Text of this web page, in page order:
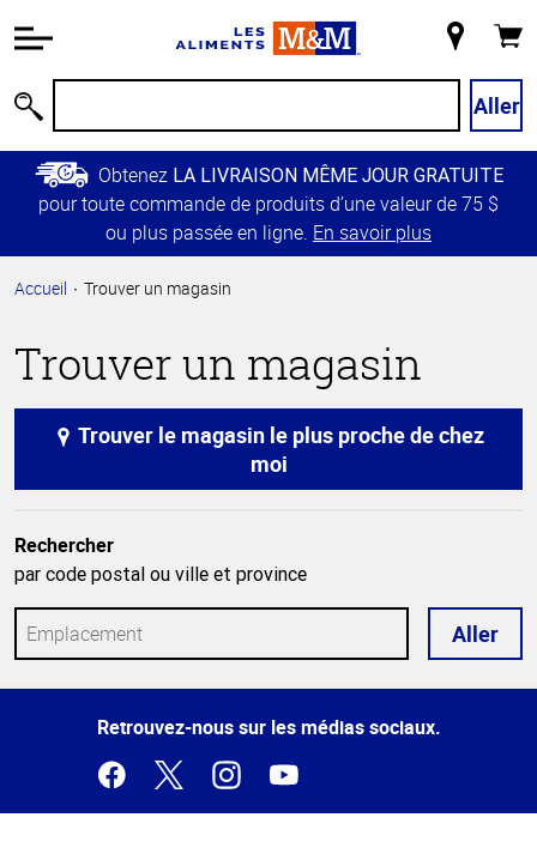
relative à
Passer
contenu
principal
Retour à
principale
magasin
Aller
Obtenez LA LIVRAISON MÊME JOUR GRATUITE
pour toute commande de produits d’une valeur de 75 $
ou plus passée en ligne. En savoir plus
Accueil Trouver un magasin
Trouver un magasin
moi
Rechercher
par code postal ou ville et province
Aller
Retrouvez-nous sur les médias sociaux.